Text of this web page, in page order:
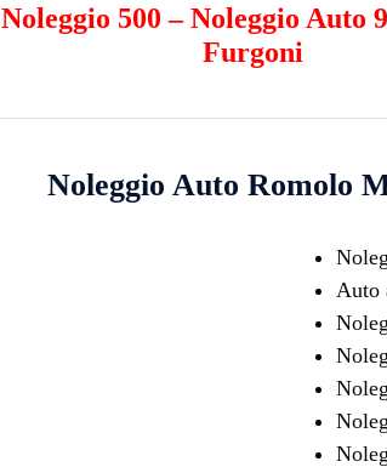
Noleggio 500 –Noleggio Auto
Furgoni
Noleggio Auto Romolo
Auto